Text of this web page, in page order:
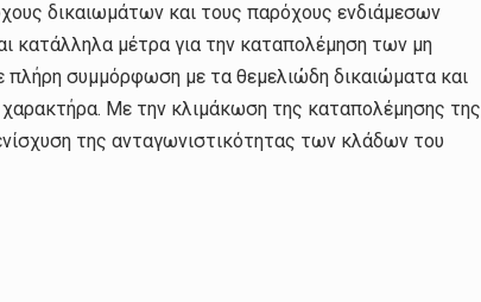
δικαιωμάτων και τους παρόχους ενδιάμεσων
κατάλληλα μέτρα για την καταπολέμηση των μη
συμμόρφωση με τα θεμελιώδη δικαιώματα και
Με την κλιμάκωση της καταπολέμησης της
της ανταγωνιστικότητας των κλάδων του